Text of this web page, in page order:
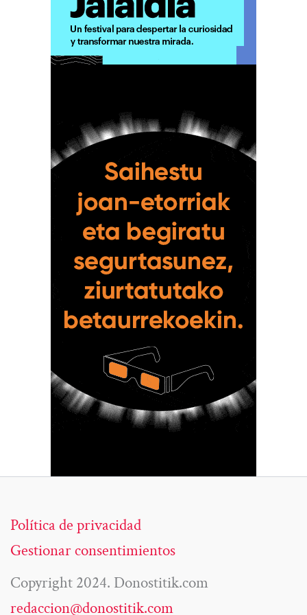
Política de privacidad
Gestionar consentimientos
Copyright 2024. Donostitik.com
redaccion@donostitik.com